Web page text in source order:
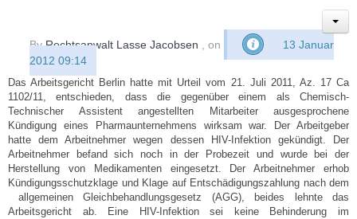
ByRechtsanwalt Lasse Jacobsen , on
13 Januar
2012 09:14
Das Arbeitsgericht Berlin hatte mit Urteil vom 21. Juli 2011, Az. 17 Ca
1102/11, entschieden, dass die gegenüber einem als Chemisch-
Technischer Assistent angestellten Mitarbeiter ausgesprochene
Kündigung eines Pharmaunternehmens wirksam war. Der Arbeitgeber
hatte dem Arbeitnehmer wegen dessen HIV-Infektion gekündigt. Der
Arbeitnehmer befand sich noch in der Probezeit und wurde bei der
Herstellung von Medikamenten eingesetzt. Der Arbeitnehmer erhob
Kündigungsschutzklage und Klage auf Entschädigungszahlung nach dem
allgemeinen Gleichbehandlungsgesetz (AGG), beides lehnte das
Arbeitsgericht ab. Eine HIV-Infektion sei keine Behinderung im